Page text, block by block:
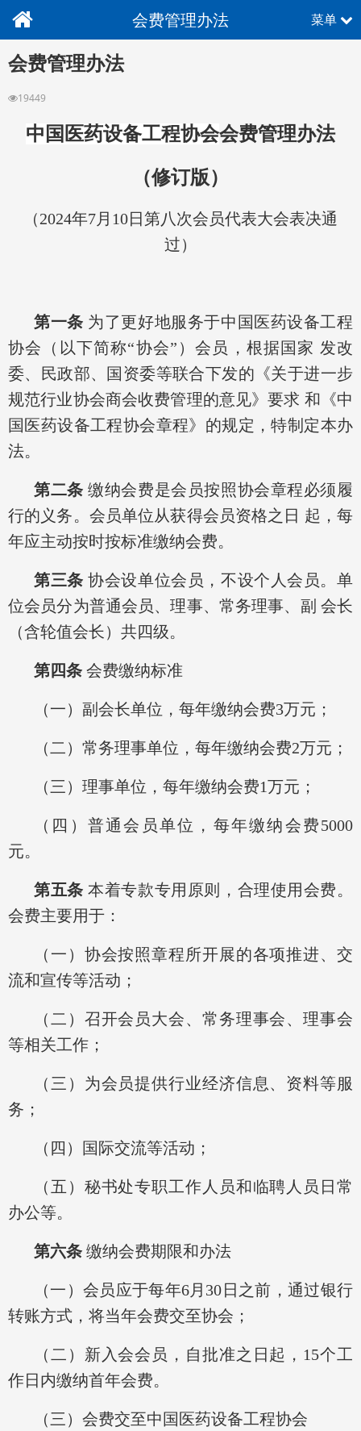
会费管理办法 菜单
会费管理办法
19449
中国医药设备工程协会会费管理办法
（修订版）
（2024年7月10日第八次会员代表大会表决通
过）
第一条 为了更好地服务于中国医药设备工程
协会（以下简称“协会”）会员，根据国家 发改
委、民政部、国资委等联合下发的《关于进一步
规范行业协会商会收费管理的意见》要求 和《中
国医药设备工程协会章程》的规定，特制定本办
法。
第二条 缴纳会费是会员按照协会章程必须履
行的义务。会员单位从获得会员资格之日 起，每
年应主动按时按标准缴纳会费。
第三条 协会设单位会员，不设个人会员。单
位会员分为普通会员、理事、常务理事、副 会长
（含轮值会长）共四级。
第四条 会费缴纳标准
（一）副会长单位，每年缴纳会费3万元；
（二）常务理事单位，每年缴纳会费2万元；
（三）理事单位，每年缴纳会费1万元；
（四）普通会员单位，每年缴纳会费5000
元。
第五条 本着专款专用原则，合理使用会费。
会费主要用于：
（一）协会按照章程所开展的各项推进、交
流和宣传等活动；
（二）召开会员大会、常务理事会、理事会
等相关工作；
（三）为会员提供行业经济信息、资料等服
务；
（四）国际交流等活动；
（五）秘书处专职工作人员和临聘人员日常
办公等。
第六条 缴纳会费期限和办法
（一）会员应于每年6月30日之前，通过银行
转账方式，将当年会费交至协会；
（二）新入会会员，自批准之日起，15个工
作日内缴纳首年会费。
（三）会费交至中国医药设备工程协会